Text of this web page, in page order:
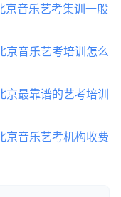
京音乐艺考集训一般
京音乐艺考培训怎么
京最靠谱的艺考培训
京音乐艺考机构收费